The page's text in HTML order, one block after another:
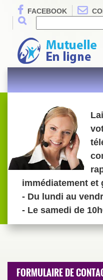
FACEBOOK
immédiatement et
- Du lundi au
- Le samedi de
FORMULAIRE DE